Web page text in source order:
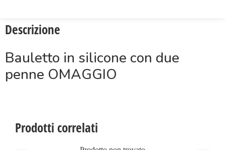
Descrizione
Bauletto in silicone con due
penne OMAGGIO
Prodotti correlati